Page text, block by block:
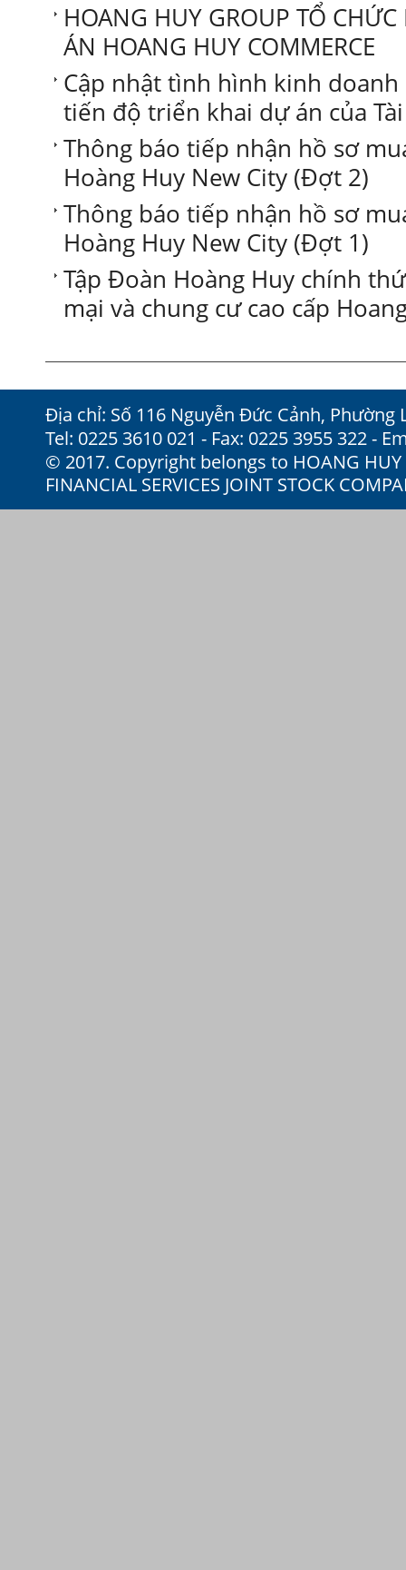
HOANG HUY GROUP TỔ
ÁN HOANG HUY COMMERCE
Cập nhật tình hình kinh
tiến độ triển khai dự án của
Thông báo tiếp nhận hồ sơ
Hoàng Huy New City (Đợt 2)
Thông báo tiếp nhận hồ sơ
Hoàng Huy New City (Đợt 1)
Tập Đoàn Hoàng Huy chính
mại và chung cư cao cấp
Địa chỉ: Số 116 Nguyễn Đức Cảnh, Phường
Tel: 0225 3610 021 - Fax: 0225 3955 322 -
© 2017. Copyright belongs to HOANG HUY
FINANCIAL SERVICES JOINT STOCK